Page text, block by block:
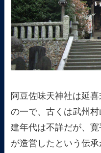
阿豆佐味天神社は延
の一で、古くは武州
建年代は不詳だが、
が造営したという伝